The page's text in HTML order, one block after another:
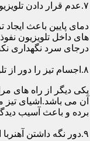
۷.عدم قرار دادن تلویزیون در جای سرد
دمای پایین باعث
های داخل تلویزیون
درجای سرد نگهداری
۸.اجسام تیز را دور از تلویزیون نگه دارید
یکی دیگر از راه های
آن می باشد.اشیای تیز
برده و باعث آسیب
۹.دور نگه داشتن آهنربا از تلویزیون های ال ای دی